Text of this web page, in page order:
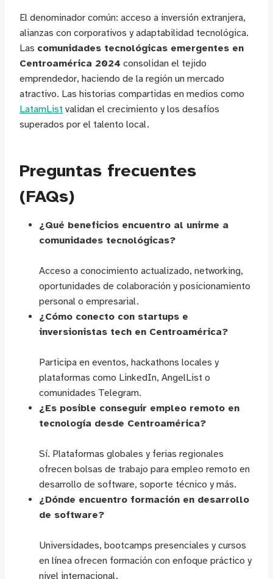
El denominador común: acceso a inversión extranjera,
alianzas con corporativos y adaptabilidad tecnológica.
Las comunidades tecnológicas emergentes en
Centroamérica 2024 consolidan el tejido
emprendedor, haciendo de la región un mercado
atractivo. Las historias compartidas en medios como
LatamList validan el crecimiento y los desafíos
superados por el talento local.
Preguntas frecuentes
(FAQs)
¿Qué beneficios encuentro al unirme a
comunidades tecnológicas?
Acceso a conocimiento actualizado, networking,
oportunidades de colaboración y posicionamiento
personal o empresarial.
¿Cómo conecto con startups e
inversionistas tech en Centroamérica?
Participa en eventos, hackathons locales y
plataformas como LinkedIn, AngelList o
comunidades Telegram.
¿Es posible conseguir empleo remoto en
tecnología desde Centroamérica?
Sí. Plataformas globales y ferias regionales
ofrecen bolsas de trabajo para empleo remoto en
desarrollo de software, soporte técnico y más.
¿Dónde encuentro formación en desarrollo
de software?
Universidades, bootcamps presenciales y cursos
en línea ofrecen formación con enfoque práctico y
nivel internacional.